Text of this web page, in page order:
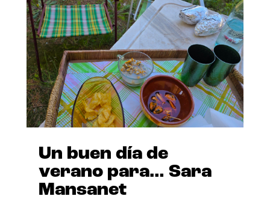
Un buen día de
verano para… Sara
Mansanet